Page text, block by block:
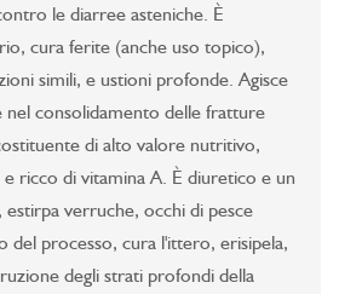
le diarree asteniche. È
cura ferite (anche uso topico),
simili, e ustioni profonde. Agisce
nel consolidamento delle fratture
di alto valore nutritivo,
ricco di vitamina A. È diuretico e un
verruche, occhi di pesce
del processo, cura l'ittero, erisipela,
degli strati profondi della